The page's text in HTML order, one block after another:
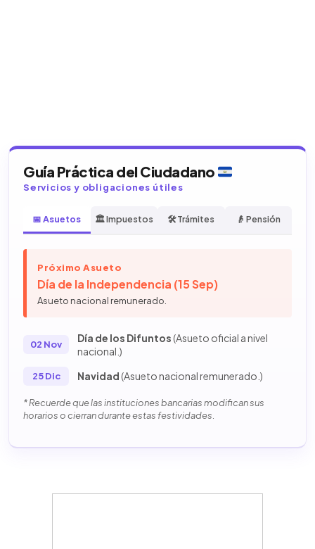
Guía Práctica del Ciudadano
Servicios y obligaciones útiles
📅 Asuetos 🏛️ Impuestos 🛠️ Trámites 👴 Pensión
Próximo Asueto
Día de la Independencia (15 Sep)
Asueto nacional remunerado.
02 Nov
Día de los Difuntos(Asueto oficial a nivel
nacional.)
25 Dic Navidad(Asueto nacional remunerado.)
* Recuerde que las instituciones bancarias modifican sus
horarios o cierran durante estas festividades.